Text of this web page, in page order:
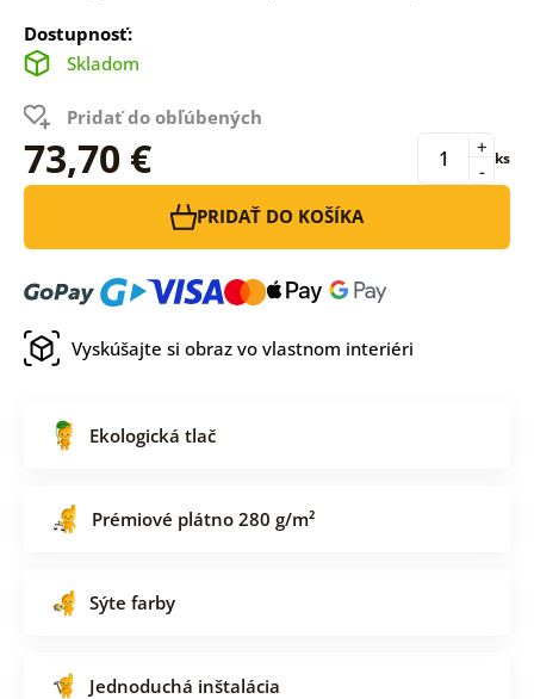
Dostupnosť:
Skladom
Pridať do obľúbených
73,70 € -
+ ks
PRIDAŤ DO KOŠÍKA
Vyskúšajte si obraz vo vlastnom interiéri
Ekologická tlač
Prémiové plátno 280 g/m²
Sýte farby
Jednoduchá inštalácia